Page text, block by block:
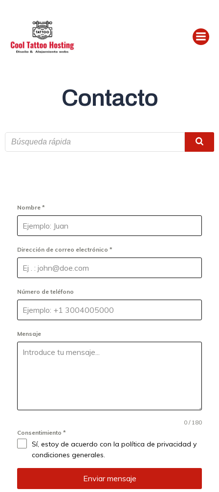
Contacto
Nombre *
Dirección de correo electrónico *
Número de teléfono
Mensaje
0 / 180
Consentimiento *
Sí, estoy de acuerdo con la política de privacidad y
condiciones generales.
Enviar mensaje